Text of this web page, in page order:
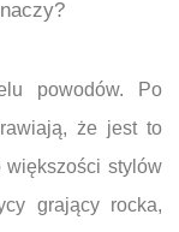
powodów. Po
że jest to
większości stylów
grający rocka,